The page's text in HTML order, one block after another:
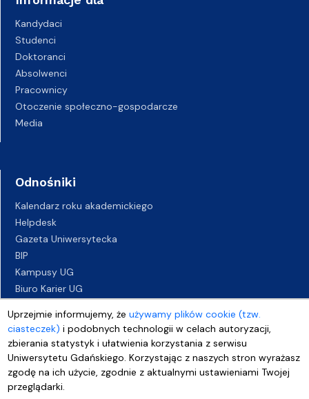
Uprzejmie informujemy, żeużywamy plików cookie (tzw.
ciasteczek) i podobnych technologii w celach autoryzacji,
zbierania statystyk i ułatwienia korzystania z serwisu
Uniwersytetu Gdańskiego. Korzystając z naszych stron wyrażasz
zgodę na ich użycie, zgodnie z aktualnymi ustawieniami Twojej
przeglądarki.
Kandydaci
Studenci
Doktoranci
Absolwenci
Pracownicy
Otoczenie społeczno-gospodarcze
Media
Odnośniki
Kalendarz roku akademickiego
Helpdesk
Gazeta Uniwersytecka
BIP
Kampusy UG
Biuro Karier UG
Deklaracja dostępności